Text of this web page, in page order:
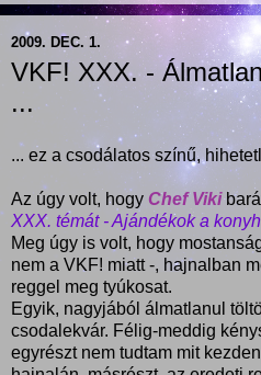
2009. DEC. 1.
VKF! XXX. -
...
... ez a csodálatos színű,
Az úgy volt, hogy Chef Viki
XXX. témát - Ajándékok a
Meg úgy is volt, hogy
nem a VKF! miatt -, hajnalban
reggel meg tyúkosat.
Egyik, nagyjából álmatlanul
csodalekvár. Félig-meddig
egyrészt nem tudtam mit